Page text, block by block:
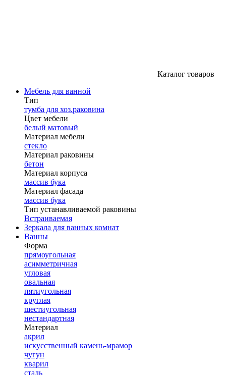
Каталог товаров
Мебель для ванной
Тип
тумба для хоз.раковина
Цвет мебели
белый матовый
Материал мебели
стекло
Материал раковины
бетон
Материал корпуса
массив бука
Материал фасада
массив бука
Тип устанавливаемой раковины
Встраиваемая
Зеркала для ванных комнат
Ванны
Форма
прямоугольная
асимметричная
угловая
овальная
пятиугольная
круглая
шестиугольная
нестандартная
Материал
акрил
искусственный камень-мрамор
чугун
кварил
сталь